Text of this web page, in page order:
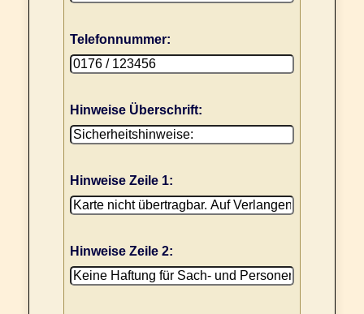
Telefonnummer:
Hinweise Überschrift:
Hinweise Zeile 1:
Hinweise Zeile 2: